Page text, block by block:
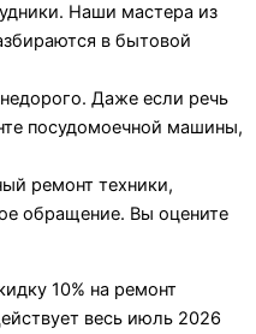
Наши мастера из
в бытовой
Даже если речь
посудомоечной машины,
ремонт техники,
обращение. Вы оцените
10% на ремонт
весь июль 2026